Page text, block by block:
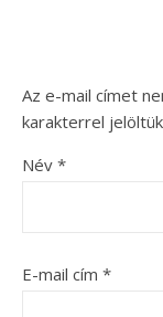
Az e-mail címet
karakterrel jelöltük
Név *
E-mail cím *